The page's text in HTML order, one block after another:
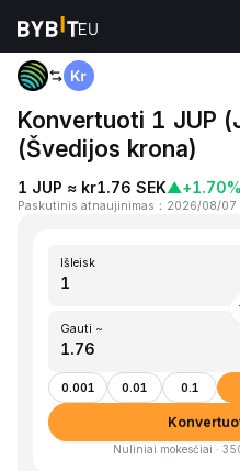
Pagrindinis
Konvertuoti 1 JUP
(Švedijos krona)
1 JUP ≈ kr1.76 SEK▲+1.70%
Paskutinis atnaujinimas ： 2026/08/07
Išleisk
Gauti ~
0.001 0.01 0.1
Nuliniai mokesčiai ·